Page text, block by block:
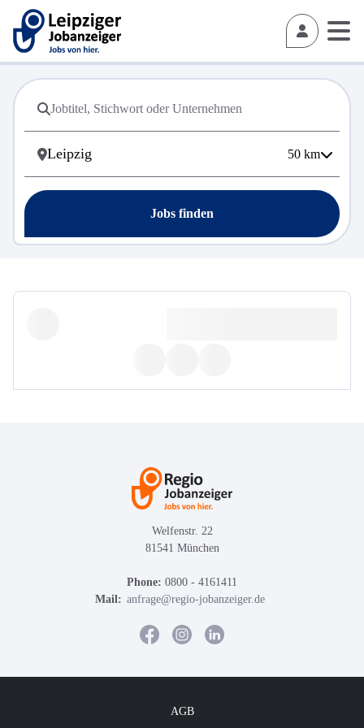
50 km
Jobs finden
Welfenstr. 22
81541 München
Phone: 0800 - 4161411
Mail: anfrage@regio-jobanzeiger.de
AGB